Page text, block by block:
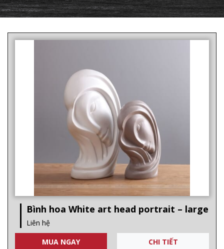
Bình hoa White art head portrait – large
Liên hệ
MUA NGAY
CHI TIẾT